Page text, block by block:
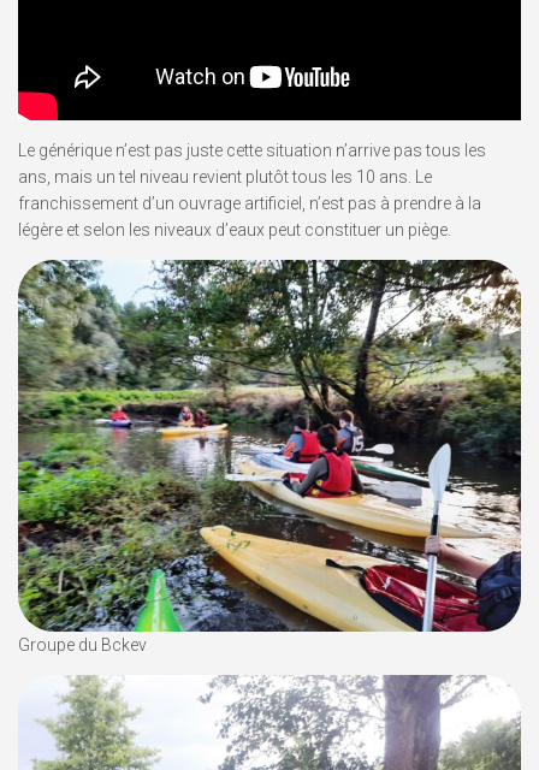
Le générique n’est pas juste cette situation n’arrive pas tous les
ans, mais un tel niveau revient plutôt tous les 10 ans. Le
franchissement d’un ouvrage artificiel, n’est pas à prendre à la
légère et selon les niveaux d’eaux peut constituer un piège.
Groupe du Bckev